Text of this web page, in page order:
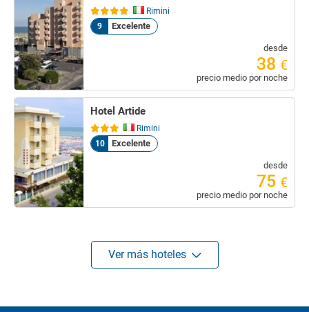
Rimini
9
Excelente
desde
38 €
precio medio por noche
Hotel Artide
Rimini
10
Excelente
desde
75 €
precio medio por noche
Ver más hoteles